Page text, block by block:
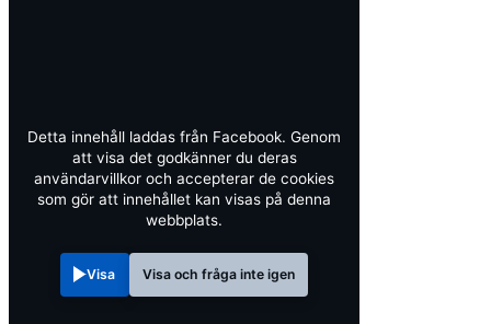
Detta innehåll laddas från Facebook. Genom
att visa det godkänner du deras
användarvillkor och accepterar de cookies
som gör att innehållet kan visas på denna
webbplats.
Visa Visa och fråga inte igen